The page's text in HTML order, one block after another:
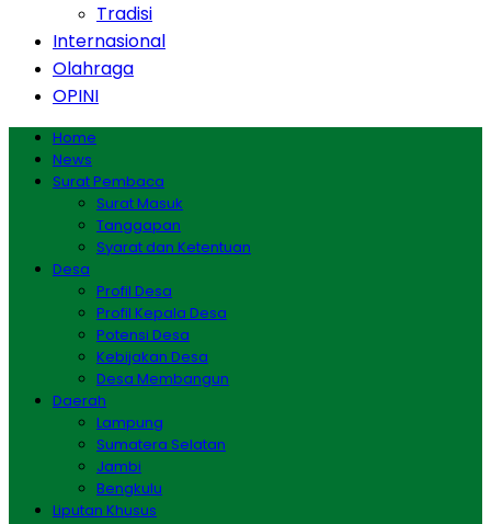
Tradisi
Internasional
Olahraga
OPINI
Home
News
Surat Pembaca
Surat Masuk
Tanggapan
Syarat dan Ketentuan
Desa
Profil Desa
Profil Kepala Desa
Potensi Desa
Kebijakan Desa
Desa Membangun
Daerah
Lampung
Sumatera Selatan
Jambi
Bengkulu
Liputan Khusus